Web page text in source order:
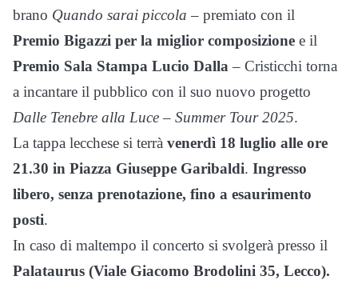
brano Quando sarai piccola – premiato con il
Premio Bigazzi per la miglior composizione e il
Premio Sala Stampa Lucio Dalla – Cristicchi torna
a incantare il pubblico con il suo nuovo progetto
Dalle Tenebre alla Luce – Summer Tour 2025.
La tappa lecchese si terrà venerdì 18 luglio alle ore
21.30 in Piazza Giuseppe Garibaldi. Ingresso
libero, senza prenotazione, fino a esaurimento
posti.
In caso di maltempo il concerto si svolgerà presso il
Palataurus (Viale Giacomo Brodolini 35, Lecco).